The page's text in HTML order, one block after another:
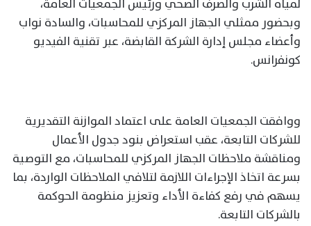
لمياه الشرب والصرف الصحي ورئيس الجمعيات العامة،
وبحضور ممثلي الجهاز المركزي للمحاسبات، والسادة نواب
وأعضاء مجلس إدارة الشركة القابضة، عبر تقنية الفيديو
كونفرانس.
ووافقت الجمعيات العامة على اعتماد الموازنة التقديرية
للشركات التابعة، عقب استعراض بنود جدول الأعمال
ومناقشة ملاحظات الجهاز المركزي للمحاسبات، مع التوصية
بسرعة اتخاذ الإجراءات اللازمة لتلافي الملاحظات الواردة، بما
يسهم في رفع كفاءة الأداء وتعزيز منظومة الحوكمة
بالشركات التابعة.